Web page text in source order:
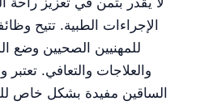
الإجراءات الطبية. تتيح
للمهنيين الصحيين وضع
والعلاجات والتعافي.
الساقين مفيدة بشكل خاص